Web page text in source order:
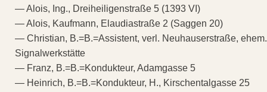
— Alois, Ing., Dreiheiligenstraße 5 (1393 VI)
— Alois, Kaufmann, Elaudiastraße 2 (Saggen 20)
— Christian, B.=B.=Assistent, verl. Neuhauserstraße, ehem.
Signalwerkstätte
— Franz, B.=B.=Kondukteur, Adamgasse 5
— Heinrich, B.=B.=Kondukteur, H., Kirschentalgasse 25